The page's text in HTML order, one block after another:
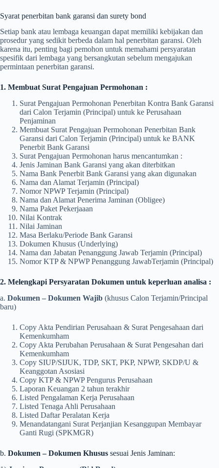
Syarat penerbitan bank garansi dan surety bond
Setiap bank atau lembaga keuangan dapat memiliki kebijakan dan
prosedur yang sedikit berbeda dalam hal penerbitan garansi. Oleh
karena itu, penting bagi pemohon untuk memahami persyaratan
spesifik dari lembaga yang bersangkutan sebelum mengajukan
permintaan penerbitan garansi.
1. Membuat Surat Pengajuan Permohonan :
Surat Pengajuan Permohonan Penerbitan Kontra Bank Garansi
dari Calon Terjamin (Principal) untuk ke Perusahaan
Penjaminan
Membuat Surat Pengajuan Permohonan Penerbitan Bank
Garansi dari Calon Terjamin (Principal) untuk ke BANK
Penerbit Bank Garansi
Surat Pengajuan Permohonan harus mencantumkan :
Jenis Jaminan Bank Garansi yang akan diterbitkan
Nama Bank Penerbit Bank Garansi yang akan digunakan
Nama dan Alamat Terjamin (Principal)
Nomor NPWP Terjamin (Principal)
Nama dan Alamat Penerima Jaminan (Obligee)
Nama Paket Pekerjaaan
Nilai Kontrak
Nilai Jaminan
Masa Berlaku/Periode Bank Garansi
Dokumen Khusus (Underlying)
Nama dan Jabatan Penanggung Jawab Terjamin (Principal)
Nomor KTP & NPWP Penanggung JawabTerjamin (Principal)
2. Melengkapi Persyaratan Dokumen untuk keperluan analisa :
a. Dokumen – Dokumen Wajib (khusus Calon Terjamin/Principal
baru)
Copy Akta Pendirian Perusahaan & Surat Pengesahaan dari
Kemenkumham
Copy Akta Perubahan Perusahaan & Surat Pengesahan dari
Kemenkumham
Copy SIUP/SIJUK, TDP, SKT, PKP, NPWP, SKDP/U &
Keanggotan Asosiasi
Copy KTP & NPWP Pengurus Perusahaan
Laporan Keuangan 2 tahun terakhir
Listed Pengalaman Kerja Perusahaan
Listed Tenaga Ahli Perusahaan
Listed Daftar Peralatan Kerja
Menandatangani Surat Perjanjian Kesanggupan Membayar
Ganti Rugi (SPKMGR)
b. Dokumen – Dokumen Khusus sesuai Jenis Jaminan: